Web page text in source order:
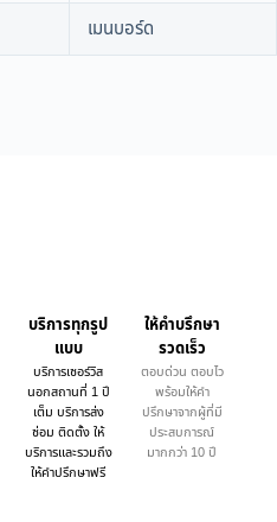
เมนบอร์ด
บริการทุกรูป
แบบ
บริการเซอร์วิส
นอกสถานที่ 1 ปี
เต็ม บริการส่ง
ซ่อม ติดตั้ง ให้
บริการและรวมถึง
ให้คำปรึกษาฟรี
ให้คำบรึกษา
รวดเร็ว
ตอบด่วน ตอบไว
พร้อมให้คำ
ปรึกษาจากผู้ที่มี
ประสบการณ์
มากกว่า 10 ปี